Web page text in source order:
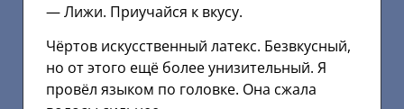
— Лижи. Приучайся к вкусу.
Чёртов искусственный латекс. Безвкусный,
но от этого ещё более унизительный. Я
провёл языком по головке. Она сжала